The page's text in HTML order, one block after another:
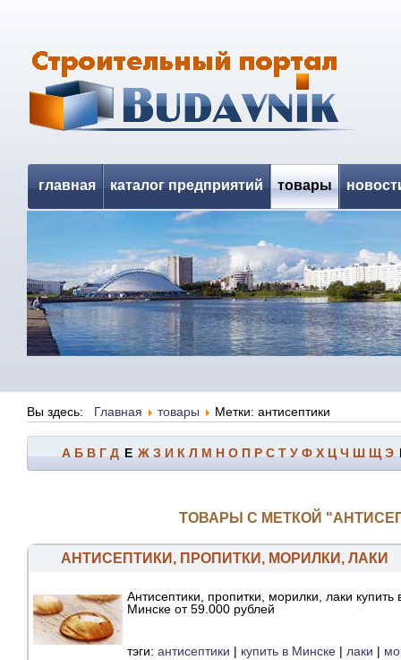
главная каталог предприятий товары
Вы здесь: Главная товары Метки: антисептики
А Б В Г Д Е Ж З И К Л М Н О П Р С Т У Ф Х Ц Ч Ш Щ Э
ТОВАРЫ С МЕТКОЙ
АНТИСЕПТИКИ, ПРОПИТКИ, МОРИЛКИ, ЛАКИ
Антисептики, пропитки, морилки, лаки купить
Минске от 59.000 рублей
тэги: антисептики | купить в Минске | лаки |